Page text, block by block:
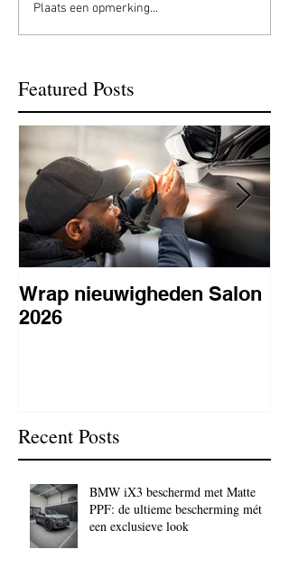
Plaats een opmerking...
Featured Posts
Wrap nieuwigheden Salon
2026
Recent Posts
BMW iX3 beschermd met Matte
PPF: de ultieme bescherming mét
een exclusieve look